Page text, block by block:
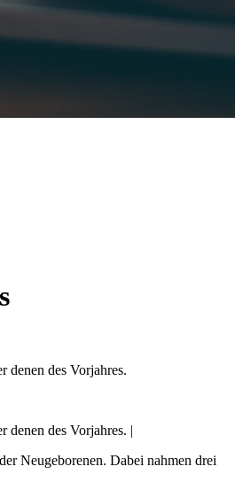
denen des Vorjahres.
denen des Vorjahres. |
Neugeborenen. Dabei nahmen drei